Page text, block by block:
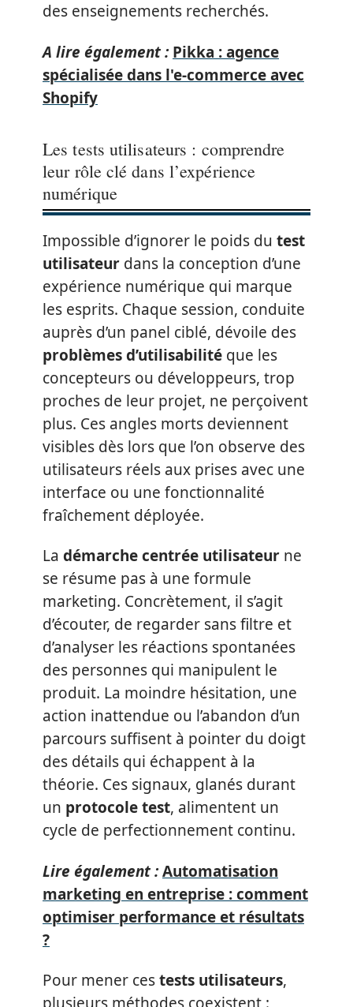
des enseignements recherchés.
A lire également : Pikka : agence
spécialisée dans l'e-commerce avec
Shopify
Les tests utilisateurs : comprendre
leur rôle clé dans l’expérience
numérique
Impossible d’ignorer le poids du test
utilisateur dans la conception d’une
expérience numérique qui marque
les esprits. Chaque session, conduite
auprès d’un panel ciblé, dévoile des
problèmes d’utilisabilité que les
concepteurs ou développeurs, trop
proches de leur projet, ne perçoivent
plus. Ces angles morts deviennent
visibles dès lors que l’on observe des
utilisateurs réels aux prises avec une
interface ou une fonctionnalité
fraîchement déployée.
La démarche centrée utilisateur ne
se résume pas à une formule
marketing. Concrètement, il s’agit
d’écouter, de regarder sans filtre et
d’analyser les réactions spontanées
des personnes qui manipulent le
produit. La moindre hésitation, une
action inattendue ou l’abandon d’un
parcours suffisent à pointer du doigt
des détails qui échappent à la
théorie. Ces signaux, glanés durant
un protocole test, alimentent un
cycle de perfectionnement continu.
Lire également :Automatisation
marketing en entreprise : comment
optimiser performance et résultats
?
Pour mener cestests utilisateurs,